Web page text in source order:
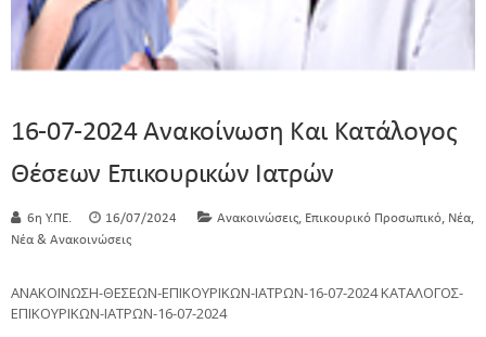
16-07-2024 Ανακοίνωση Και Κατάλογος
Θέσεων Επικουρικών Ιατρών
6η Υ.ΠΕ. 16/07/2024 Ανακοινώσεις, Επικουρικό Προσωπικό, Νέα,
Νέα & Ανακοινώσεις
ΑΝΑΚΟΙΝΩΣΗ-ΘΕΣΕΩΝ-ΕΠΙΚΟΥΡΙΚΩΝ-ΙΑΤΡΩΝ-16-07-2024 ΚΑΤΑΛΟΓΟΣ-
ΕΠΙΚΟΥΡΙΚΩΝ-ΙΑΤΡΩΝ-16-07-2024